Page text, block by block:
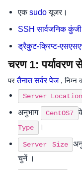
एकsudoयूजर।
SSH सार्वजनिक कुंजी
ड्रैकुट-क्रिप्ट-
चरण 1: पर्यावरण
परतैनात सर्वर पेज, निम्न
Server Location
अनुभाग
CentOS7
Type
।
Server Size
चुनें ।